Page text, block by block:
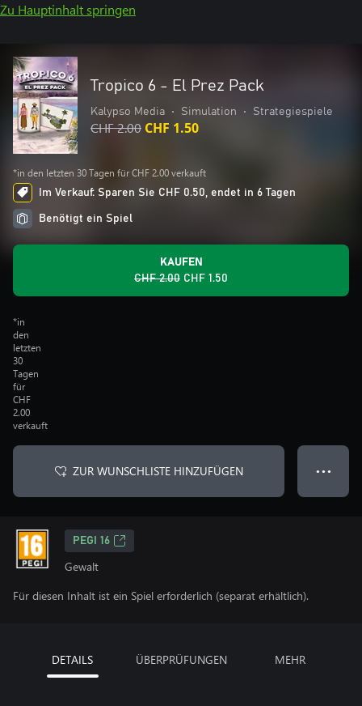
Zu Hauptinhalt springen
Tropico 6 - El Prez Pack
Kalypso Media • Simulation • Strategiespiele
CHF 2.00 CHF 1.50
*in den letzten 30 Tagen für CHF 2.00 verkauft
Im Verkauf: Sparen Sie CHF 0.50, endet in 6 Tagen
Benötigt ein Spiel
KAUFEN
CHF 2.00 CHF 1.50
*in
den
letzten
30
Tagen
für
CHF
2.00
verkauft
ZUR WUNSCHLISTE HINZUFÜGEN ● ● ●
PEGI 16
Gewalt
Für diesen Inhalt ist ein Spiel erforderlich (separat erhältlich).
DETAILS ÜBERPRÜFUNGEN MEHR